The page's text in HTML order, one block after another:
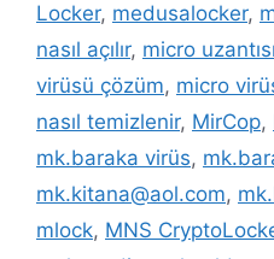
Locker, medusalocker,
nasıl açılır, micro uzantısı
virüsü çözüm, micro
nasıl temizlenir, MirCop,
mk.baraka virüs,
mk.kitana@aol.com,
mlock, MNS